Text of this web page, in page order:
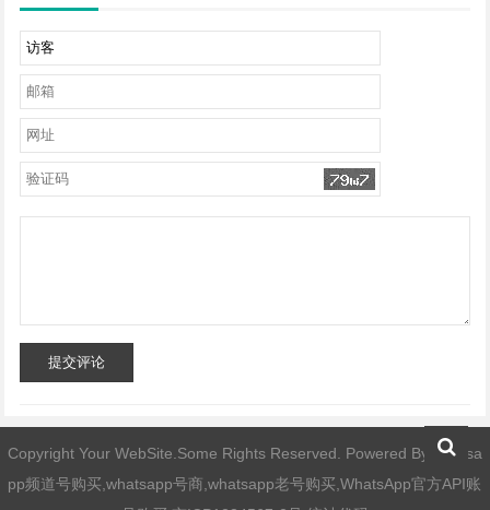
提交评论
Copyright Your WebSite.Some Rights Reserved. Powered By
whatsa
pp频道号购买,whatsapp号商,whatsapp老号购买,WhatsApp官方API账